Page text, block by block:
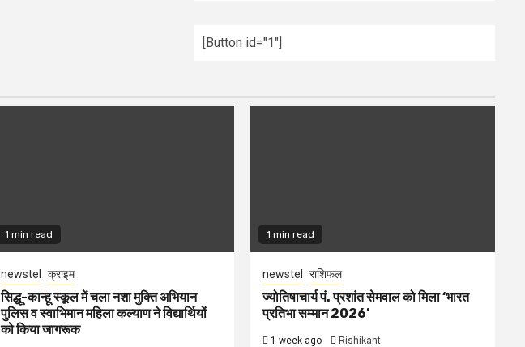
[Button id="1"]
1 min read
newstel क्राइम
सिद्धू-कान्हू स्कूल में चला नशा मुक्ति अभियान
पुलिस व स्वाभिमान महिला कल्याण ने विद्यार्थियों
को किया जागरूक
1 min read
newstel राशिफल
ज्योतिषाचार्य पं. प्रशांत सेमवाल को मिला ‘भारत
प्रतिभा सम्मान 2026’
1 week ago Rishikant